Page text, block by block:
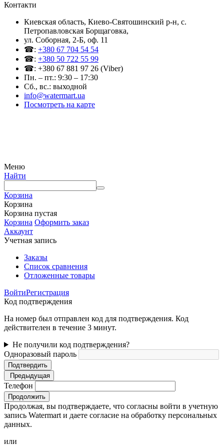
Контакти
Киевская область, Киево-Святошинский р-н, c.
Петропавловская Борщаговка,
ул. Соборная, 2-Б, оф. 11
☎: +380 67 704 54 54
☎: +380 50 722 55 99
☎: +380 67 881 97 26 (Viber)
Пн. – пт.: 9:30 – 17:30
Сб., вс.: выходной
info@watermart.ua
Посмотреть на карте
Меню
Найти
Корзина
Корзина
Корзина пустая
Корзина Оформить заказ
Аккаунт
Учетная запись
Заказы
Список сравнения
Отложенные товары
ВойтиРегистрация
Код подтверждения
На номер был отправлен код для подтверждения. Код
действителен в течение 3 минут.
Не получили код подтверждения?
Одноразовый пароль
Подтвердить
Предыдущая
Телефон
Продолжить
Продолжая, вы подтверждаете, что согласны войти в учетную
запись Watermart и даете согласие на обработку персональных
данных.
или